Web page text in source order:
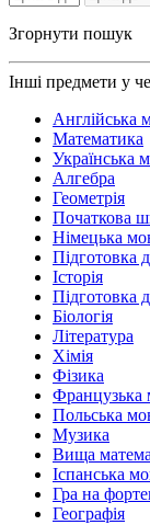
Згорнути пошук
Інші предмети у
Англійська
Математика
Українська
Алгебра
Геометрія
Початкова
Німецька
Підготовка
Історія
Підготовка
Біологія
Література
Хімія
Фізика
Французька
Польська
Музика
Вища
Іспанська
Гра на
Географія